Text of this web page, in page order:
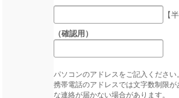
【
（確認用）
パソコンのアドレスをご記入ください。
携帯電話のアドレスでは文字数制限が
な連絡が届かない場合があります。